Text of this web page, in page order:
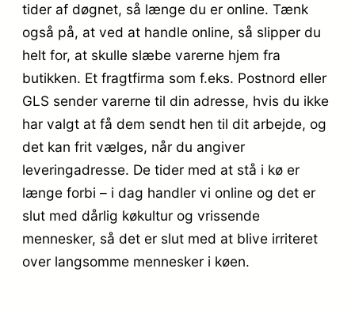
tider af døgnet, så længe du er online. Tænk
også på, at ved at handle online, så slipper du
helt for, at skulle slæbe varerne hjem fra
butikken. Et fragtfirma som f.eks. Postnord eller
GLS sender varerne til din adresse, hvis du ikke
har valgt at få dem sendt hen til dit arbejde, og
det kan frit vælges, når du angiver
leveringadresse. De tider med at stå i kø er
længe forbi – i dag handler vi online og det er
slut med dårlig køkultur og vrissende
mennesker, så det er slut med at blive irriteret
over langsomme mennesker i køen.